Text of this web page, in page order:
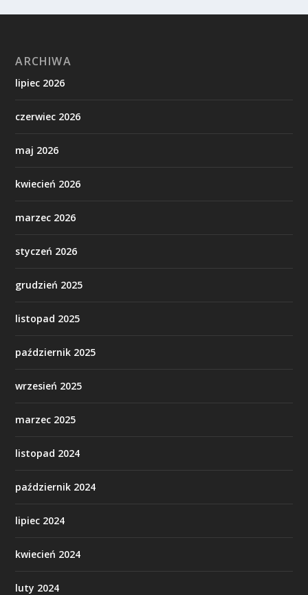
ARCHIWA
lipiec 2026
czerwiec 2026
maj 2026
kwiecień 2026
marzec 2026
styczeń 2026
grudzień 2025
listopad 2025
październik 2025
wrzesień 2025
marzec 2025
listopad 2024
październik 2024
lipiec 2024
kwiecień 2024
luty 2024